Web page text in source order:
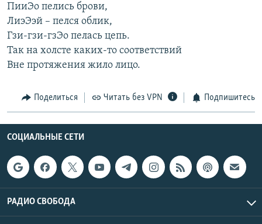
ПииЭо пелись брови,
ЛиэЭэй – пелся облик,
Гзи-гзи-гзЭо пелась цепь.
Так на холсте каких-то соответствий
Вне протяжения жило лицо.
Поделиться Читать без VPN Подпишитесь
СОЦИАЛЬНЫЕ СЕТИ
РАДИО СВОБОДА